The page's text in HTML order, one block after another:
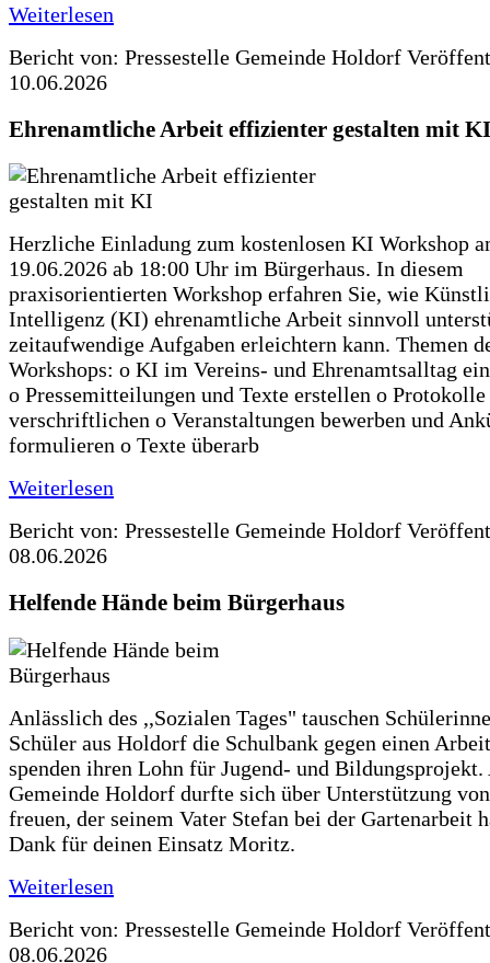
Weiterlesen
Bericht von: Pressestelle Gemeinde Holdorf
10.06.2026
Ehrenamtliche Arbeit effizienter gestalten mit KI
Herzliche Einladung zum kostenlosen KI Workshop
19.06.2026 ab 18:00 Uhr im Bürgerhaus. In diesem
praxisorientierten Workshop erfahren Sie, wie
Intelligenz (KI) ehrenamtliche Arbeit sinnvoll
zeitaufwendige Aufgaben erleichtern kann. Themen
Workshops: o KI im Vereins- und Ehrenamtsalltag
o Pressemitteilungen und Texte erstellen o
verschriftlichen o Veranstaltungen bewerben und
formulieren o Texte überarb
Weiterlesen
Bericht von: Pressestelle Gemeinde Holdorf
08.06.2026
Helfende Hände beim Bürgerhaus
Anlässlich des ,,Sozialen Tages" tauschen
Schüler aus Holdorf die Schulbank gegen einen
spenden ihren Lohn für Jugend- und Bildungsprojekt.
Gemeinde Holdorf durfte sich über Unterstützung
freuen, der seinem Vater Stefan bei der Gartenarbeit
Dank für deinen Einsatz Moritz.
Weiterlesen
Bericht von: Pressestelle Gemeinde Holdorf
08.06.2026